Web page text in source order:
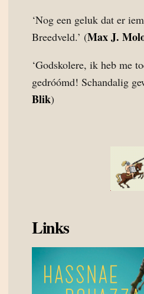
‘Nog een geluk dat er
Breedveld.’ (Max J.
‘Godskolere, ik heb me
gedróómd! Schandalig
Blik)
Links